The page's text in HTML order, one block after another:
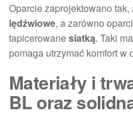
Oparcie zaprojektowano
lędźwiowe, a zarówno
tapicerowanesiatką. Taki
pomaga utrzymać komfort w
Materiały i
BL oraz